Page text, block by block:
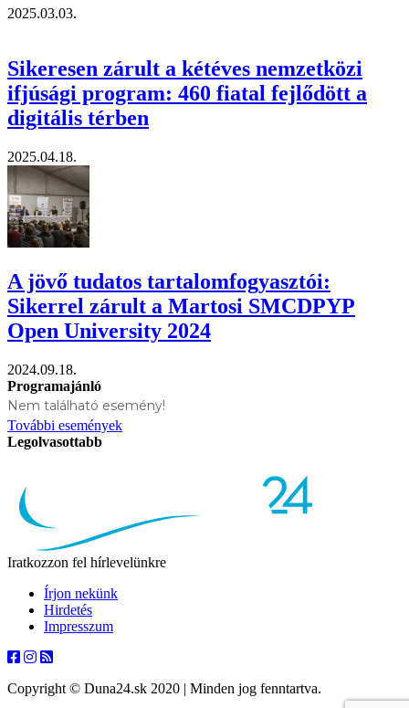
2025.03.03.
Sikeresen zárult a kétéves nemzetközi
ifjúsági program: 460 fiatal fejlődött a
digitális térben
2025.04.18.
A jövő tudatos tartalomfogyasztói:
Sikerrel zárult a Martosi SMCDPYP
Open University 2024
2024.09.18.
Programajánló
Nem található esemény!
További események
Legolvasottabb
Iratkozzon fel hírlevelünkre
Írjon nekünk
Hirdetés
Impresszum
Copyright © Duna24.sk 2020 | Minden jog fenntartva.